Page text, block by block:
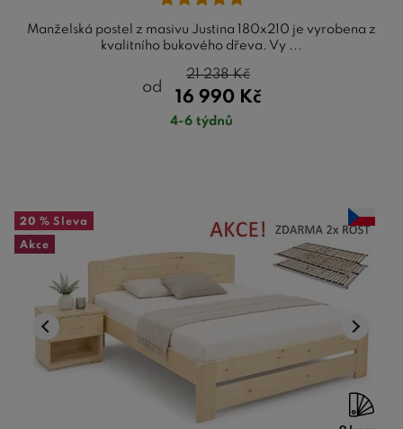
Manželská postel z masivu Justina 180x210 je vyrobena z
kvalitního bukového dřeva. Vy ...
od
16 990 Kč
21 238Kč
4-6 týdnů
20 % Sleva
Akce